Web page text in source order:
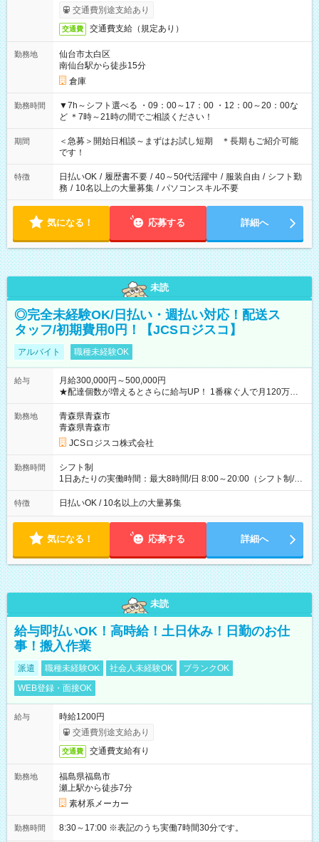
交通費別途支給あり
交通費 交通費支給（規定あり）
勤務地
仙台市太白区
南仙台駅から徒歩15分
倉庫
勤務時間
▼7h～シフト選べる ・09：00～17：00 ・12：00～20：00な
ど ＊7時～21時の間でご相談ください！
期間
＜急募＞開始日相談～まずはお試し短期 ＊長期もご紹介可能
です！
特徴 日払いOK / 履歴書不要 / 40～50代活躍中 / 服装自由 / シフト勤
務 / 10名以上の大量募集 / パソコンスキル不要
気になる！ 応募する 詳細へ
未読
◎完全未経験OK/日払い・週払い対応！配送ス
タッフ/初期費用0円！【JCSロジスコ】
アルバイト 職種未経験OK
給与
月給300,000円～500,000円
★配達個数が増えるとさらに給与UP！ 1番稼ぐ人で月120万ほ
ど！ ・主要都市エリア 月収55万円／週5日稼働 月収65万~112
万円／週6日稼働 ・地方郊外エリア 月収40万円／週5日稼働 月
収40万円~50万円／週6日稼働 ＜モデルイメージ＞ ■月収50万
円 (27歳男性/江東区在住)※元建築関係 1日150個配達×25日勤務
(日休み) ■月収80万円(43歳男性/墨田区在住)※元営業 1日200個
勤務地
青森県青森市
青森県青森市
JCSロジスコ株式会社
勤務時間
シフト制
1日あたりの実働時間：最大8時間/日 8:00～20:00（シフト制/実
働8時間） ※週5日勤務（場所次第では週4も有り） ※配達状況
によって時間外での勤務可能性有り ※案件により多少の前後あ
特徴 日払いOK / 10名以上の大量募集
気になる！ 応募する 詳細へ
未読
給与即払いOK！高時給！土日休み！日勤のお仕
事！搬入作業
派遣 職種未経験OK 社会人未経験OK
ブランクOK
WEB登録・面接OK
給与
時給1200円
交通費別途支給あり
交通費 交通費支給有り
勤務地
福島県福島市
瀬上駅から徒歩7分
素材系メーカー
勤務時間 8:30～17:00 ※表記のうち実働7時間30分です。